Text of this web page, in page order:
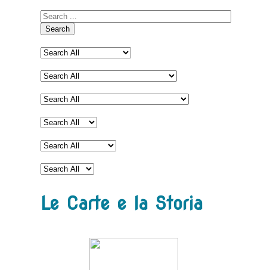
Search
Le Carte e la Storia